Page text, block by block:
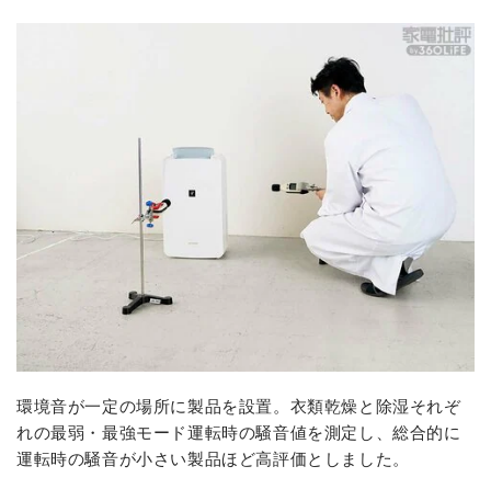
環境音が一定の場所に製品を設置。衣類乾燥と除湿それぞ
れの最弱・最強モード運転時の騒音値を測定し、総合的に
運転時の騒音が小さい製品ほど高評価としました。